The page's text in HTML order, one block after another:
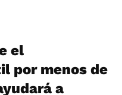
el
por menos de
a